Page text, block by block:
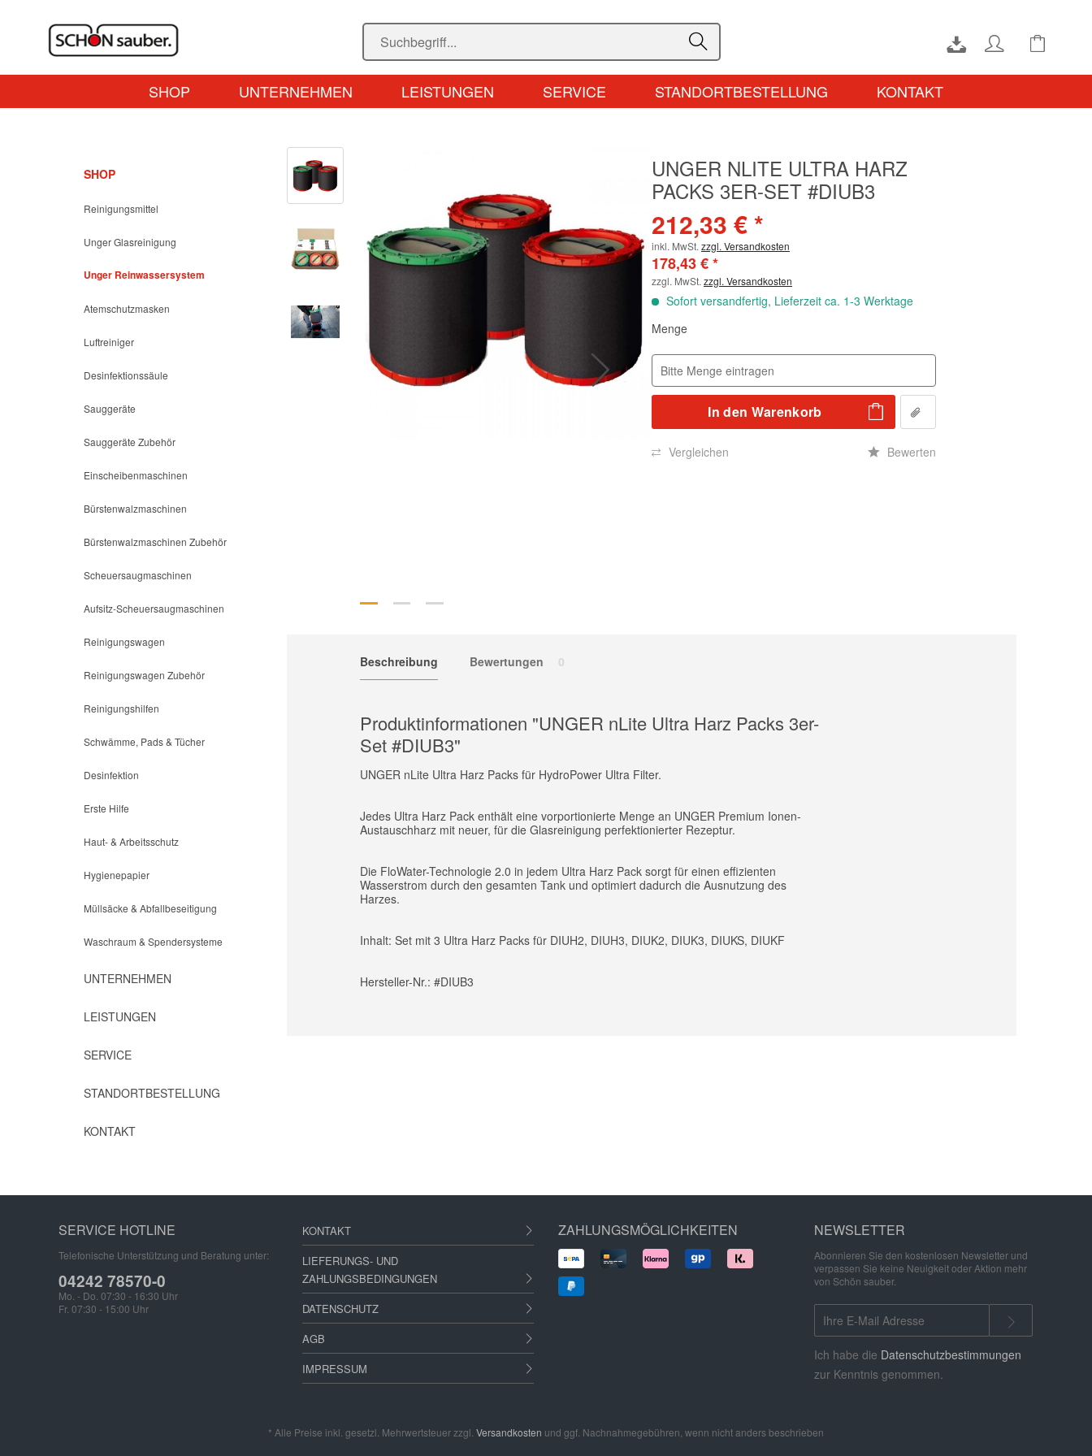
SHOP UNTERNEHMEN LEISTUNGEN SERVICE STANDORTBESTELLUNG KONTAKT
SHOP
Reinigungsmittel
Unger Glasreinigung
Unger Reinwassersystem
Atemschutzmasken
Luftreiniger
Desinfektionssäule
Sauggeräte
Sauggeräte Zubehör
Einscheibenmaschinen
Bürstenwalzmaschinen
Bürstenwalzmaschinen Zubehör
Scheuersaugmaschinen
Aufsitz-Scheuersaugmaschinen
Reinigungswagen
Reinigungswagen Zubehör
Reinigungshilfen
Schwämme, Pads & Tücher
Desinfektion
Erste Hilfe
Haut- & Arbeitsschutz
Hygienepapier
Müllsäcke & Abfallbeseitigung
Waschraum & Spendersysteme
UNTERNEHMEN
LEISTUNGEN
SERVICE
STANDORTBESTELLUNG
KONTAKT
UNGER NLITE ULTRA HARZ
PACKS 3ER-SET #DIUB3
212,33 € *
inkl. MwSt. zzgl. Versandkosten
178,43 € *
zzgl. MwSt. zzgl. Versandkosten
Sofort versandfertig, Lieferzeit ca. 1-3 Werktage
Menge
In den Warenkorb
Vergleichen Bewerten
Beschreibung Bewertungen 0
Produktinformationen "UNGER nLite Ultra Harz Packs 3er-
Set #DIUB3"
UNGER nLite Ultra Harz Packs für HydroPower Ultra Filter.
Jedes Ultra Harz Pack enthält eine vorportionierte Menge an UNGER Premium Ionen-
Austauschharz mit neuer, für die Glasreinigung perfektionierter Rezeptur.
Die FloWater-Technologie 2.0 in jedem Ultra Harz Pack sorgt für einen effizienten
Wasserstrom durch den gesamten Tank und optimiert dadurch die Ausnutzung des
Harzes.
Inhalt: Set mit 3 Ultra Harz Packs für DIUH2, DIUH3, DIUK2, DIUK3, DIUKS, DIUKF
Hersteller-Nr.: #DIUB3
SERVICE HOTLINE
Telefonische Unterstützung und Beratung unter:
04242 78570-0
Mo. - Do. 07:30 - 16:30 Uhr
Fr. 07:30 - 15:00 Uhr
KONTAKT
LIEFERUNGS- UND
ZAHLUNGSBEDINGUNGEN
DATENSCHUTZ
AGB
IMPRESSUM
ZAHLUNGSMÖGLICHKEITEN NEWSLETTER
Abonnieren Sie den kostenlosen Newsletter und
verpassen Sie keine Neuigkeit oder Aktion mehr
von Schön sauber.
Ich habe die Datenschutzbestimmungen
zur Kenntnis genommen.
* Alle Preise inkl. gesetzl. Mehrwertsteuer zzgl. Versandkosten und ggf. Nachnahmegebühren, wenn nicht anders beschrieben